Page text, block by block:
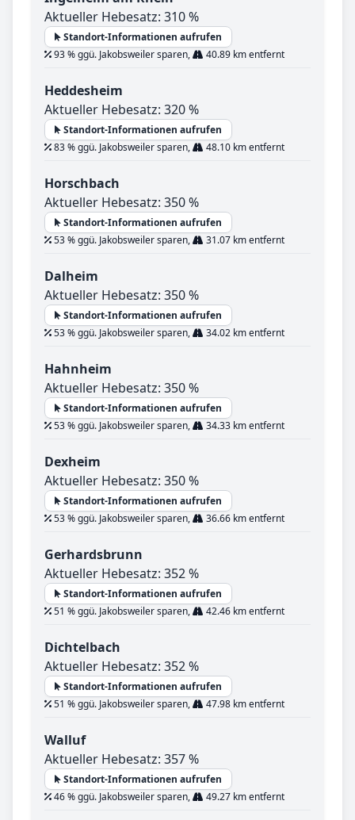
Aktueller Hebesatz: 310 %
Standort-Informationen aufrufen
93 % ggü. Jakobsweiler sparen,
40.89 km entfernt
Heddesheim
Aktueller Hebesatz: 320 %
Standort-Informationen aufrufen
83 % ggü. Jakobsweiler sparen,
48.10 km entfernt
Horschbach
Aktueller Hebesatz: 350 %
Standort-Informationen aufrufen
53 % ggü. Jakobsweiler sparen,
31.07 km entfernt
Dalheim
Aktueller Hebesatz: 350 %
Standort-Informationen aufrufen
53 % ggü. Jakobsweiler sparen,
34.02 km entfernt
Hahnheim
Aktueller Hebesatz: 350 %
Standort-Informationen aufrufen
53 % ggü. Jakobsweiler sparen,
34.33 km entfernt
Dexheim
Aktueller Hebesatz: 350 %
Standort-Informationen aufrufen
53 % ggü. Jakobsweiler sparen,
36.66 km entfernt
Gerhardsbrunn
Aktueller Hebesatz: 352 %
Standort-Informationen aufrufen
51 % ggü. Jakobsweiler sparen,
42.46 km entfernt
Dichtelbach
Aktueller Hebesatz: 352 %
Standort-Informationen aufrufen
51 % ggü. Jakobsweiler sparen,
47.98 km entfernt
Walluf
Aktueller Hebesatz: 357 %
Standort-Informationen aufrufen
46 % ggü. Jakobsweiler sparen,
49.27 km entfernt